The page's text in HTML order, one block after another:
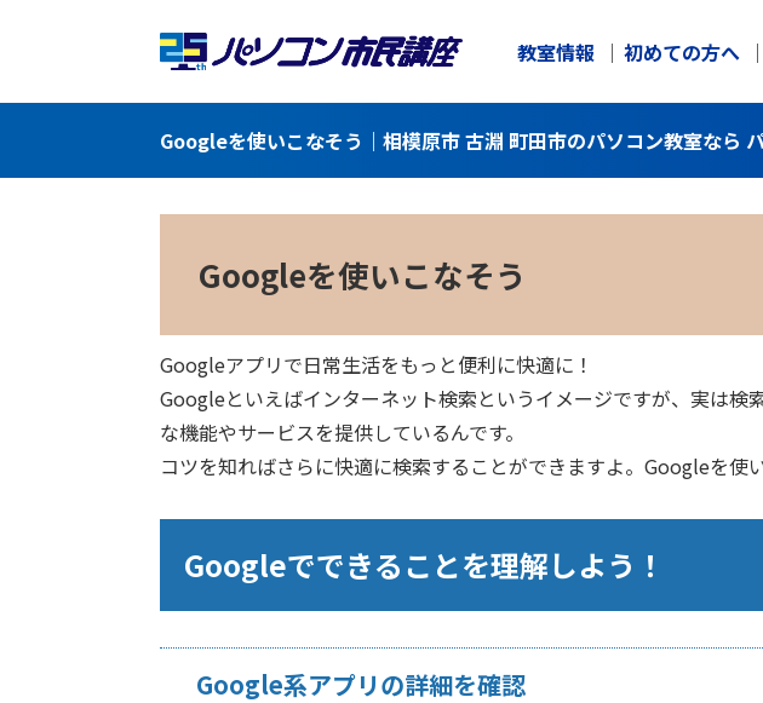
教室情報 初めての方へ
Googleを使いこなそう｜相模原市 古淵 町田市のパソコン教室なら
Googleを使いこなそう
Googleアプリで日常生活をもっと便利に快適に！
Googleといえばインターネット検索というイメージですが、実は
な機能やサービスを提供しているんです。
コツを知ればさらに快適に検索することができますよ。Googleを使
Googleでできることを理解しよう！
Google系アプリの詳細を確認